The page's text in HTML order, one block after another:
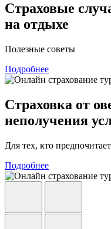
Страховые
на отдыхе
Полезные советы
Подробнее
Страховка от
неполучения
Для тех, кто
Подробнее